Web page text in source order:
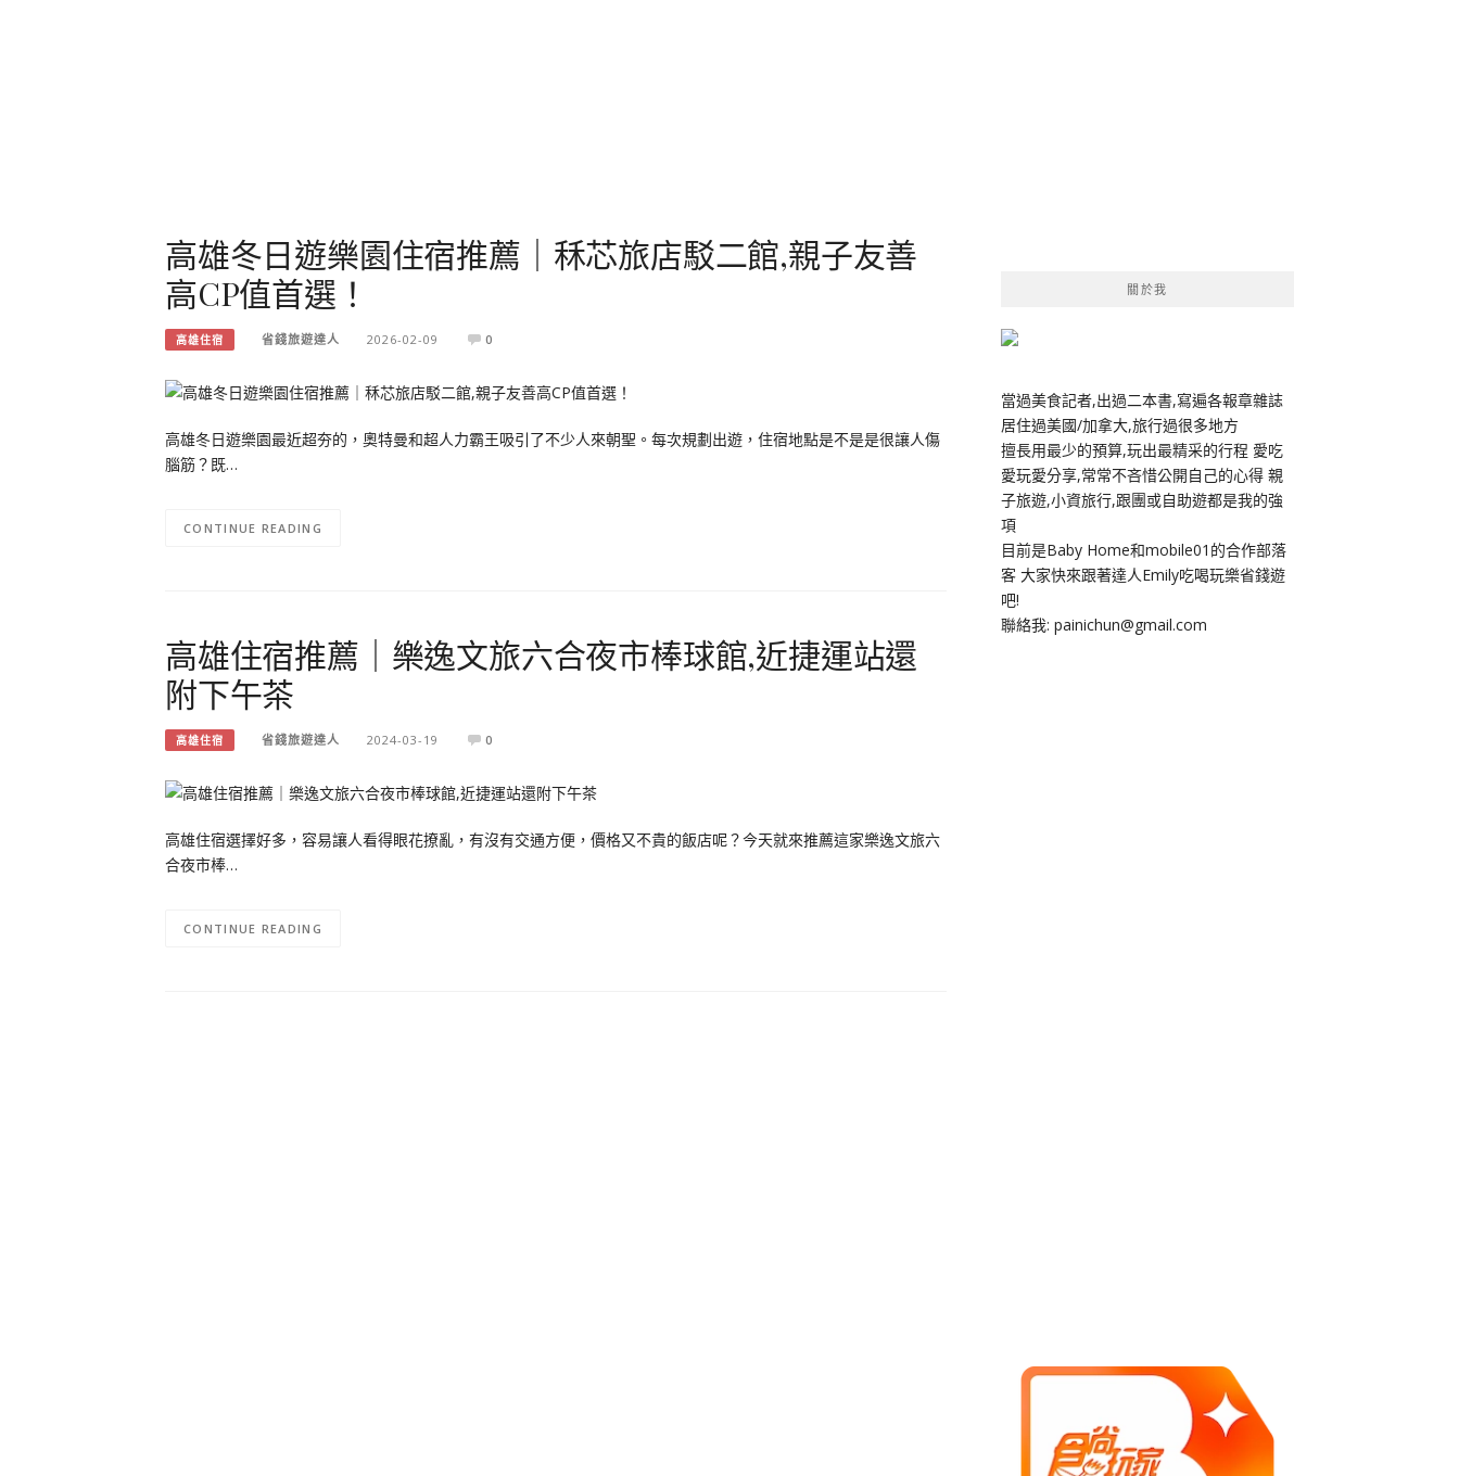
高雄冬日遊樂園住宿推薦｜秝芯旅店駁二館,親子友善
高CP值首選！
高雄住宿 省錢旅遊達人 2026-02-09 0
高雄冬日遊樂園最近超夯的，奧特曼和超人力霸王吸引了不少人來朝聖。每次規劃出遊，住宿地點是不是是很讓人傷
腦筋？既…
CONTINUE READING
高雄住宿推薦｜樂逸文旅六合夜市棒球館,近捷運站還
附下午茶
高雄住宿 省錢旅遊達人 2024-03-19 0
高雄住宿選擇好多，容易讓人看得眼花撩亂，有沒有交通方便，價格又不貴的飯店呢？今天就來推薦這家樂逸文旅六
合夜市棒…
CONTINUE READING
關於我
當過美食記者,出過二本書,寫遍各報章雜誌
居住過美國/加拿大,旅行過很多地方
擅長用最少的預算,玩出最精采的行程 愛吃
愛玩愛分享,常常不吝惜公開自己的心得 親
子旅遊,小資旅行,跟團或自助遊都是我的強
項
目前是Baby Home和mobile01的合作部落
客 大家快來跟著達人Emily吃喝玩樂省錢遊
吧!
聯絡我: painichun@gmail.com